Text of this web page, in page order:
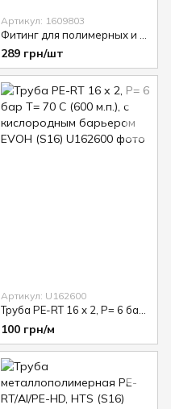
Артикул: 1609803
289 грн/шт
Артикул: U162600
Труба PE-RT 16 х 2, P= 6 бар T= 70 С (600 м.п.), с кислородным барьером EVOH (S16)
100 грн/м